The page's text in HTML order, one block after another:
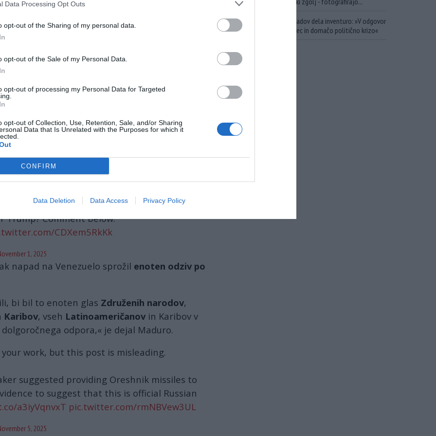
Data Processing Opt Outs
opt-out of the Sharing of my personal data.
opt-out of the Sale of my Personal Data.
opt-out of processing my Personal Data for Targeted
opt-out of Collection, Use, Retention, Sale, and/or Sharing
Data that Is Unrelated with the Purposes for which it
CONFIRM
Data Deletion Data Access Privacy Policy
isn’t ready for this
November 3, 2025
logičnih umov,« je dejal Maduro.
kognitivno bojevanje« imperialističnim državam
Venezuele, da ostane svobodna
rely on its -made Kh-31A missiles and fast
to slow down US warships.
Comment below.
CDXem5RkKk
1, 2025
napad na Venezuelo sprožil enoten odziv po
bi bil to enoten glas Združenih narodov,
Karibov, vseh Latinoameričanov in Karibov v
odpora,« je dejal Maduro.
work, but this post is misleading.
suggested providing Oreshnik missiles to
to suggest that this is official Russian
a3iyVqnvxT pic.twitter.com/rmNBVew3UL
5, 2025
Ukrajina po kampanji napadov dela inventuro: »V odgovor
smo prejeli uničujoč udarec in domačo politično krizo«